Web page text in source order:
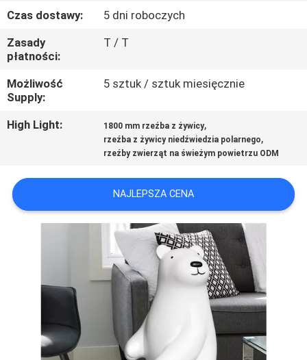
KONTROLA
JAKOŚCI
SKONTAKTUJ
SIĘ
Z
NOWOŚCI
POPROŚ
WYCENĘ
Czas dostawy:
5 dni roboczych
Zasady
płatności:
T / T
Możliwość
Supply:
5 sztuk / sztuk miesięcznie
High Light: 1800 mm rzeźba z żywicy,
rzeźba z żywicy niedźwiedzia polarnego,
rzeźby zwierząt na świeżym powietrzu ODM
NAJLEPSZA CENA